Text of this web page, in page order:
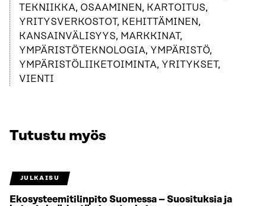
TEKNIIKKA, OSAAMINEN, KARTOITUS,
YRITYSVERKOSTOT, KEHITTÄMINEN,
KANSAINVÄLISYYS, MARKKINAT,
YMPÄRISTÖTEKNOLOGIA, YMPÄRISTÖ,
YMPÄRISTÖLIIKETOIMINTA, YRITYKSET,
VIENTI
Tutustu myös
JULKAISU
Ekosysteemitilinpito Suomessa – Suosituksia ja